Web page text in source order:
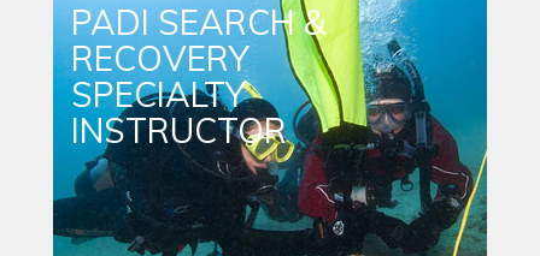
PADI SEARCH &
RECOVERY
SPECIALTY
INSTRUCTOR